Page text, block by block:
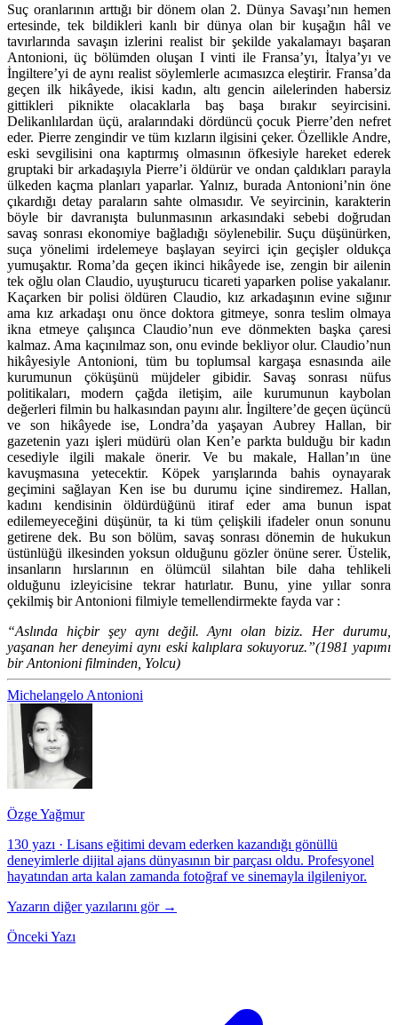
Suç oranlarının arttığı bir dönem olan 2. Dünya Savaşı’nın hemen
ertesinde, tek bildikleri kanlı bir dünya olan bir kuşağın hâl ve
tavırlarında savaşın izlerini realist bir şekilde yakalamayı başaran
Antonioni, üç bölümden oluşan I vinti ile Fransa’yı, İtalya’yı ve
İngiltere’yi de aynı realist söylemlerle acımasızca eleştirir. Fransa’da
geçen ilk hikâyede, ikisi kadın, altı gencin ailelerinden habersiz
gittikleri piknikte olacaklarla baş başa bırakır seyircisini.
Delikanlılardan üçü, aralarındaki dördüncü çocuk Pierre’den nefret
eder. Pierre zengindir ve tüm kızların ilgisini çeker. Özellikle Andre,
eski sevgilisini ona kaptırmış olmasının öfkesiyle hareket ederek
gruptaki bir arkadaşıyla Pierre’i öldürür ve ondan çaldıkları parayla
ülkeden kaçma planları yaparlar. Yalnız, burada Antonioni’nin öne
çıkardığı detay paraların sahte olmasıdır. Ve seyircinin, karakterin
böyle bir davranışta bulunmasının arkasındaki sebebi doğrudan
savaş sonrası ekonomiye bağladığı söylenebilir. Suçu düşünürken,
suça yönelimi irdelemeye başlayan seyirci için geçişler oldukça
yumuşaktır. Roma’da geçen ikinci hikâyede ise, zengin bir ailenin
tek oğlu olan Claudio, uyuşturucu ticareti yaparken polise yakalanır.
Kaçarken bir polisi öldüren Claudio, kız arkadaşının evine sığınır
ama kız arkadaşı onu önce doktora gitmeye, sonra teslim olmaya
ikna etmeye çalışınca Claudio’nun eve dönmekten başka çaresi
kalmaz. Ama kaçınılmaz son, onu evinde bekliyor olur. Claudio’nun
hikâyesiyle Antonioni, tüm bu toplumsal kargaşa esnasında aile
kurumunun çöküşünü müjdeler gibidir. Savaş sonrası nüfus
politikaları, modern çağda iletişim, aile kurumunun kaybolan
değerleri filmin bu halkasından payını alır. İngiltere’de geçen üçüncü
ve son hikâyede ise, Londra’da yaşayan Aubrey Hallan, bir
gazetenin yazı işleri müdürü olan Ken’e parkta bulduğu bir kadın
cesediyle ilgili makale önerir. Ve bu makale, Hallan’ın üne
kavuşmasına yetecektir. Köpek yarışlarında bahis oynayarak
geçimini sağlayan Ken ise bu durumu içine sindiremez. Hallan,
kadını kendisinin öldürdüğünü itiraf eder ama bunun ispat
edilemeyeceğini düşünür, ta ki tüm çelişkili ifadeler onun sonunu
getirene dek. Bu son bölüm, savaş sonrası dönemin de hukukun
üstünlüğü ilkesinden yoksun olduğunu gözler önüne serer. Üstelik,
insanların hırslarının en ölümcül silahtan bile daha tehlikeli
olduğunu izleyicisine tekrar hatırlatır. Bunu, yine yıllar sonra
çekilmiş bir Antonioni filmiyle temellendirmekte fayda var :
“Aslında hiçbir şey aynı değil. Aynı olan biziz. Her durumu,
yaşanan her deneyimi aynı eski kalıplara sokuyoruz.”(1981 yapımı
bir Antonioni filminden, Yolcu)
Michelangelo Antonioni
Özge Yağmur
130 yazı · Lisans eğitimi devam ederken kazandığı gönüllü
deneyimlerle dijital ajans dünyasının bir parçası oldu. Profesyonel
hayatından arta kalan zamanda fotoğraf ve sinemayla ilgileniyor.
Yazarın diğer yazılarını gör →
Önceki Yazı